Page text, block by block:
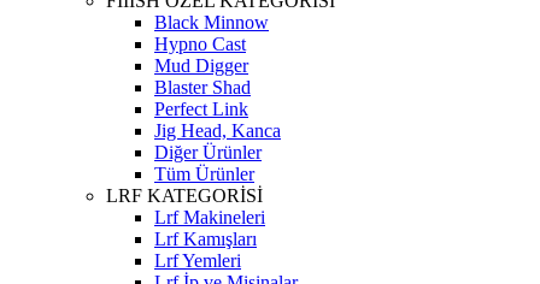
Black Minnow
Hypno Cast
Mud Digger
Blaster Shad
Perfect Link
Jig Head, Kanca
Diğer Ürünler
Tüm Ürünler
LRF KATEGORİSİ
Lrf Makineleri
Lrf Kamışları
Lrf Yemleri